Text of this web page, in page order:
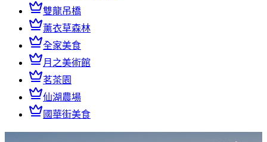
雙龍吊橋
薰衣草森林
全家美食
月之美術館
茗茶園
仙湖農場
國華街美食